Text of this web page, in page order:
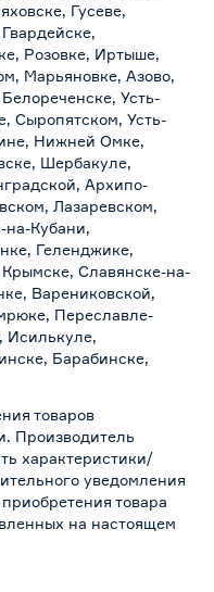
Гусеве,
Розовке, Иртыше,
Марьяновке, Азово,
Усть-
Сыропятском, Усть-
Нижней Омке,
Шербакуле,
Архипо-
Лазаревском,
на-Кубани,
Геленджике,
Славянске-на-
Варениковской,
Переславле-
Исилькуле,
Барабинске,
товаров
Производитель
характеристики/
уведомления
товара
на настоящем